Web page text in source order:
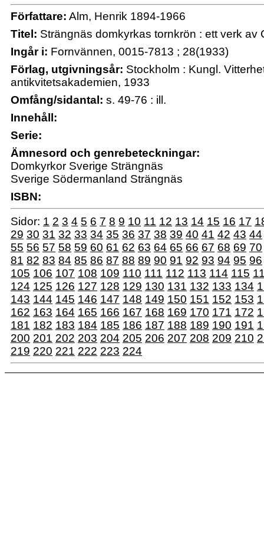
Författare: Alm, Henrik 1894-1966
Titel: Strängnäs domkyrkas tornkrön : ett verk av
Ingår i: Fornvännen, 0015-7813 ; 28(1933)
Förlag, utgivningsår: Stockholm : Kungl.
antikvitetsakademien, 1933
Omfång/sidantal: s. 49-76 : ill.
Innehåll:
Serie:
Ämnesord och genrebeteckningar:
Domkyrkor Sverige Strängnäs
Sverige Södermanland Strängnäs
ISBN:
Sidor: 1 2 3 4 5 6 7 8 9 10 11 12 13 14 15 16 17
29 30 31 32 33 34 35 36 37 38 39 40 41 42 43 44
55 56 57 58 59 60 61 62 63 64 65 66 67 68 69 70
81 82 83 84 85 86 87 88 89 90 91 92 93 94 95 96
105 106 107 108 109 110 111 112 113 114 115
124 125 126 127 128 129 130 131 132 133 134
143 144 145 146 147 148 149 150 151 152 153
162 163 164 165 166 167 168 169 170 171 172
181 182 183 184 185 186 187 188 189 190 191
200 201 202 203 204 205 206 207 208 209 210
219 220 221 222 223 224